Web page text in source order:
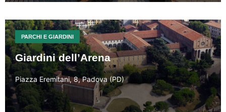
PARCHI E GIARDINI
Giardini dell’Arena
Piazza Eremitani, 8, Padova (PD)